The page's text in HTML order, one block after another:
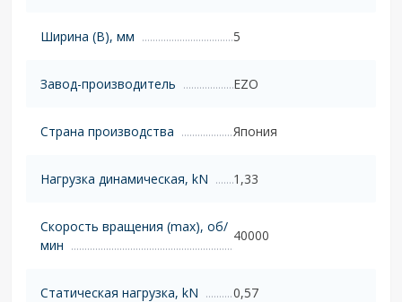
Ширина (B), мм 5
Завод-производитель EZO
Страна производства Япония
Нагрузка динамическая, kN 1,33
Скорость вращения (max), об/
мин
40000
Статическая нагрузка, kN 0,57